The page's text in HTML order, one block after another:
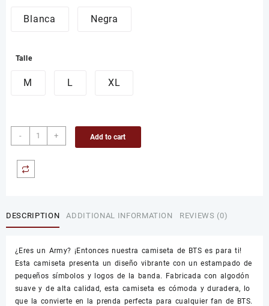
Blanca Negra
Talle
M L XL
-
Camiseta
de
V2
+ Add to cart
DESCRIPTION ADDITIONAL INFORMATION REVIEWS (0)
¿Eres un Army? ¡Entonces nuestra camiseta de BTS es para ti!
Esta camiseta presenta un diseño vibrante con un estampado de
pequeños símbolos y logos de la banda. Fabricada con algodón
suave y de alta calidad, esta camiseta es cómoda y duradera, lo
que la convierte en la prenda perfecta para cualquier fan de BTS.